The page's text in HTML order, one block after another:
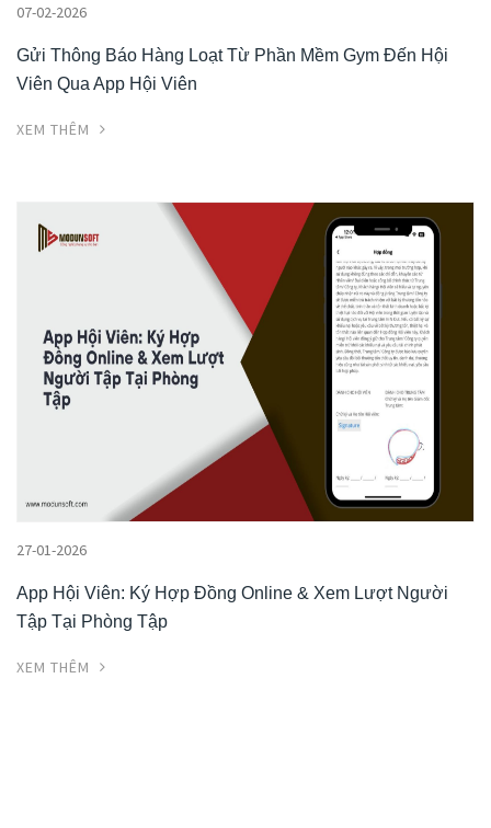
07-02-2026
Gửi Thông Báo Hàng Loạt Từ Phần Mềm Gym Đến Hội
Viên Qua App Hội Viên
XEM THÊM
27-01-2026
App Hội Viên: Ký Hợp Đồng Online & Xem Lượt Người
Tập Tại Phòng Tập
XEM THÊM